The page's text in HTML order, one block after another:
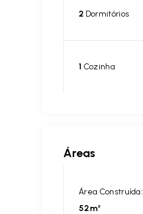
2 Dormitórios
1 Cozinha
Áreas
Área Construída:
52m²